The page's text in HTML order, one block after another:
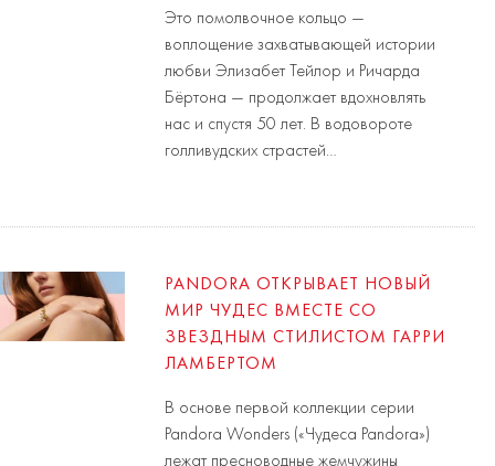
Это помолвочное кольцо —
воплощение захватывающей истории
любви Элизабет Тейлор и Ричарда
Бёртона — продолжает вдохновлять
нас и спустя 50 лет. В водовороте
голливудских страстей…
PANDORA ОТКРЫВАЕТ НОВЫЙ
МИР ЧУДЕС ВМЕСТЕ СО
ЗВЕЗДНЫМ СТИЛИСТОМ ГАРРИ
ЛАМБЕРТОМ
В основе первой коллекции серии
Pandora Wonders («Чудеса Pandora»)
лежат пресноводные жемчужины